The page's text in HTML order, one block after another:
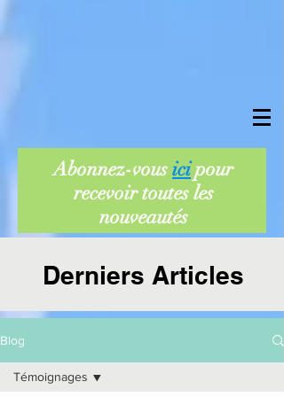
Abonnez-vousicipour
recevoir toutes les
nouveautés
Derniers Articles
Blog
Témoignages